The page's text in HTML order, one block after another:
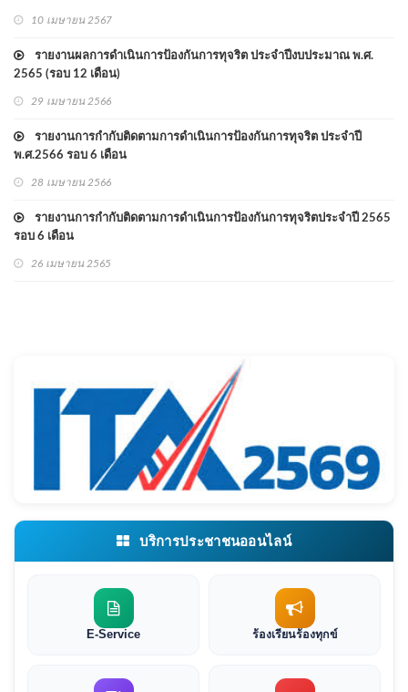
10 เมษายน 2567
รายงานผลการดำเนินการป้องกันการทุจริต ประจำปีงบประมาณ พ.ศ.
2565 (รอบ 12 เดือน)
29 เมษายน 2566
รายงานการกำกับติดตามการดำเนินการป้องกันการทุจริต ประจำปี
พ.ศ.2566 รอบ 6 เดือน
28 เมษายน 2566
รายงานการกำกับติดตามการดำเนินการป้องกันการทุจริตประจำปี 2565
รอบ 6 เดือน
26 เมษายน 2565
บริการประชาชนออนไลน์
E-Service ร้องเรียนร้องทุกข์